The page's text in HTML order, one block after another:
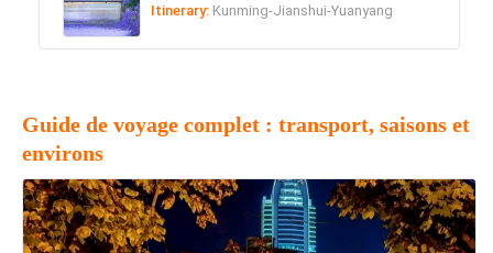
Itinerary: Kunming-Jianshui-Yuanyang
Guide de voyage complet : transport, saisons et
environs